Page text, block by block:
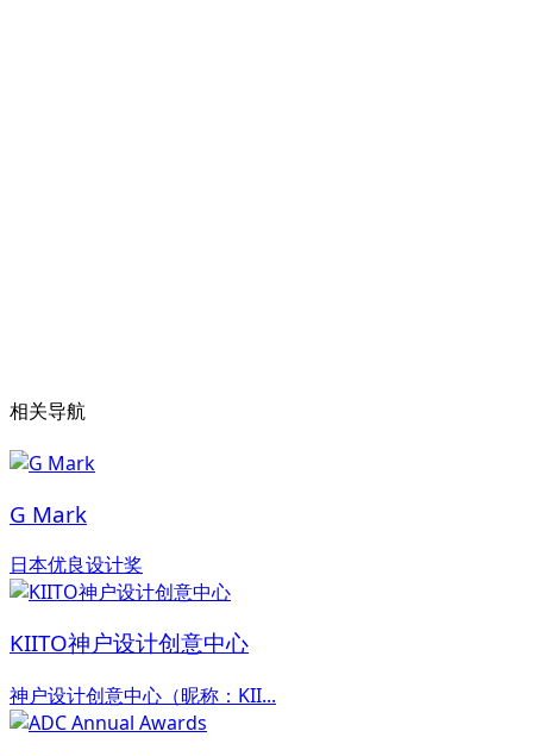
相关导航
G Mark
日本优良设计奖
KIITO神户设计创意中心
神户设计创意中心（昵称：KII...